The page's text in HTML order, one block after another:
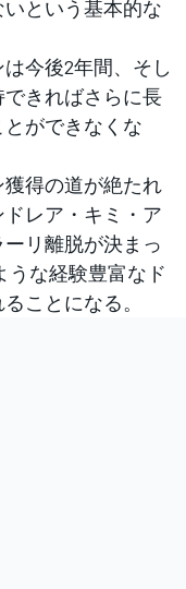
という基本的な
今後2年間、そし
きればさらに長
ができなくな
得の道が絶たれ
レア・キミ・ア
リ離脱が決まっ
うな経験豊富なド
ことになる。